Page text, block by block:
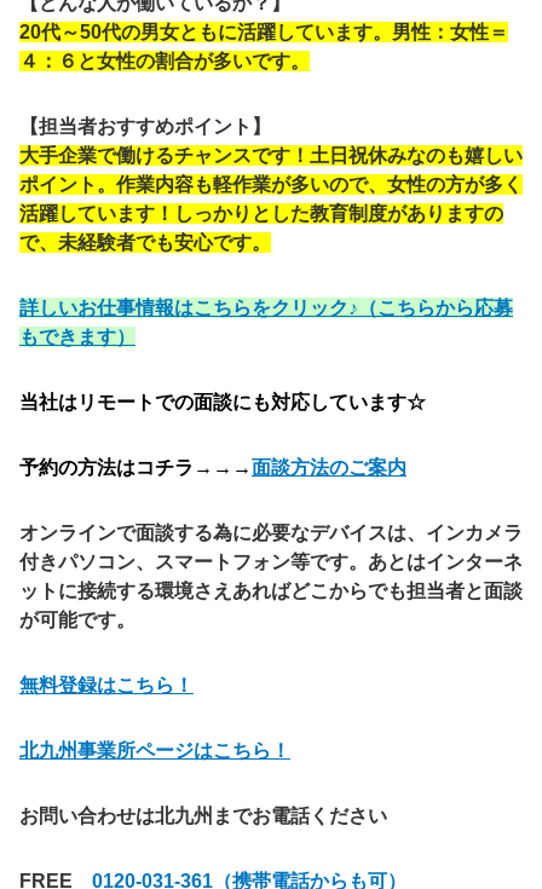
20代～50代の男女ともに活躍しています。男性：女性＝
４：６と女性の割合が多いです。
【担当者おすすめポイント】
大手企業で働けるチャンスです！土日祝休みなのも嬉しい
ポイント。作業内容も軽作業が多いので、女性の方が多く
活躍しています！しっかりとした教育制度がありますの
で、未経験者でも安心です。
詳しいお仕事情報はこちらをクリック♪（こちらから応募
もできます）
当社はリモートでの面談にも対応しています☆
予約の方法はコチラ→→→面談方法のご案内
オンラインで面談する為に必要なデバイスは、インカメラ
付きパソコン、スマートフォン等です。あとはインターネ
ットに接続する環境さえあればどこからでも担当者と面談
が可能です。
無料登録はこちら！
北九州事業所ページはこちら！
お問い合わせは北九州までお電話ください
FREE 0120-031-361（携帯電話からも可）